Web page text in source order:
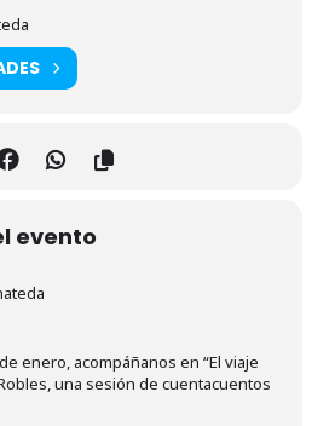
evento
enero, acompáñanos en “El viaje
una sesión de cuentacuentos